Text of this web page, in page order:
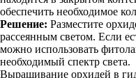
обеспечить необходимое
Решение: Разместите
рассеянным светом. Если
можно использовать
необходимый спектр света.
Выращивание орхидей в